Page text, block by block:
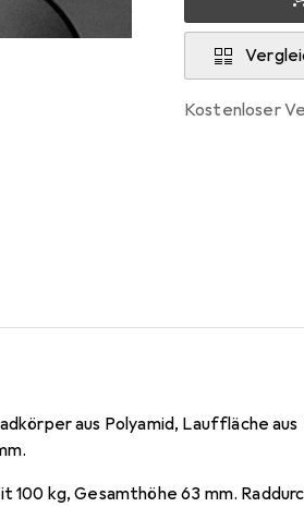
kostenloser
aus Polyamid, Lauffläche aus
100 kg, Gesamthöhe 63 mm.